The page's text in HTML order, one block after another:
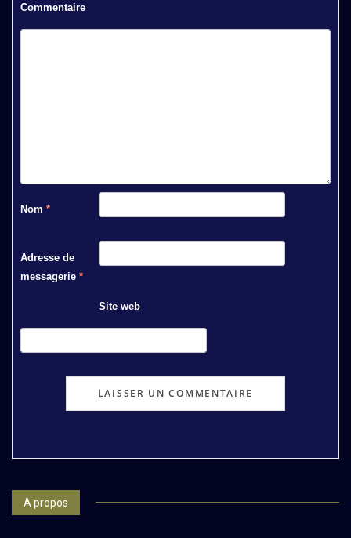
Commentaire
Nom *
Adresse de
messagerie *
Site web
A propos